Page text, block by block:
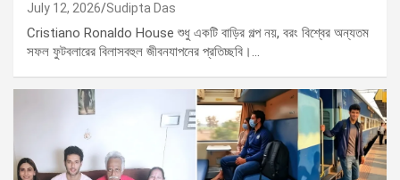
July 12, 2026 Sudipta Das
Cristiano Ronaldo House শুধু একটি বাড়ির গল্প নয়, বরং বিশ্বের অন্যতম
সফল ফুটবলারের বিলাসবহুল জীবনযাপনের প্রতিচ্ছবি।…